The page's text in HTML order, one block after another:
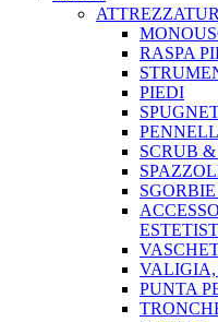
RASPA
PIEDI
SCRUB
VALIGIA,
PUNTA